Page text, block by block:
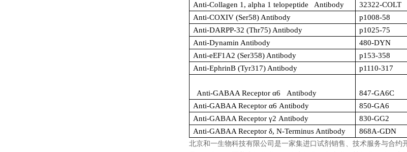
Anti-Collagen 1, alpha 1 telopeptide Antibody
32322-COLT
Anti-COXIV (Ser58) Antibody
p1008-58
Anti-DARPP-32 (Thr75) Antibody
p1025-75
Anti-Dynamin Antibody
480-DYN
Anti-eEF1A2 (Ser358) Antibody
p153-358
Anti-EphrinB (Tyr317) Antibody
p1110-317
Anti-GABAA Receptor α6 Antibody 847-GA6C
Anti-GABAA Receptor α6 Antibody 850-GA6
Anti-GABAA Receptor γ2 Antibody 830-GG2
Anti-GABAA Receptor δ, N-Terminus Antibody 868A-GDN
北京和一生物科技有限公司是一家集进口试剂销售、技术服务与合